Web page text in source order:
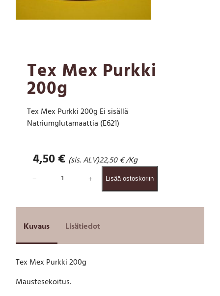
Tex Mex Purkki
200g
Tex Mex Purkki 200g Ei sisällä
Natriumglutamaattia (E621)
4,50€ (sis. ALV)22,50€/Kg
x
P
u
k
i
− + Lisää ostoskoriin
Kuvaus Lisätiedot
Tex Mex Purkki 200g
Maustesekoitus.